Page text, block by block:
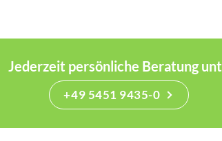
Jederzeit persönliche Beratung
+49 5451 9435-0